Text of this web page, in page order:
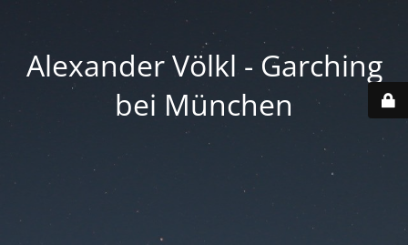
Alexander Völkl - Garching
bei München